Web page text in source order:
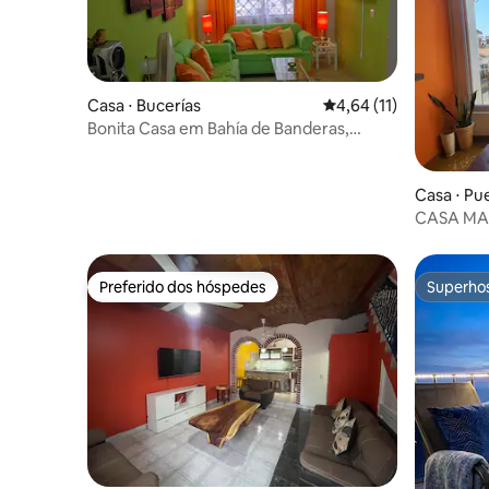
Casa ⋅ Bucerías 4,64 de uma
4,64 (11)
Bonita Casa em Bahía de Banderas,
Casa ⋅
CASA
Preferido dos hóspedes
Preferido dos hóspedes